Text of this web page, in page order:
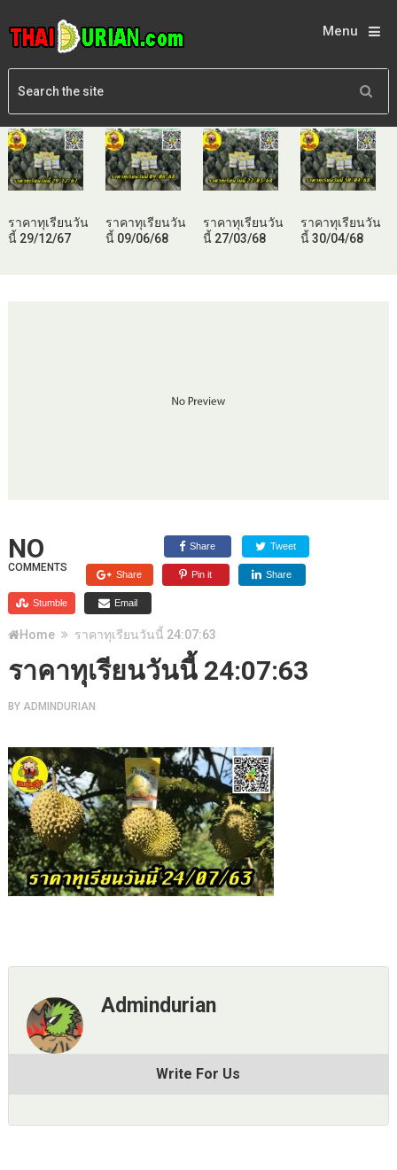
Menu
ราคาทุเรียนวัน
นี้ 29/12/67
ราคาทุเรียนวัน
นี้ 09/06/68
ราคาทุเรียนวัน
นี้ 27/03/68
ราคาทุเรียนวัน
นี้ 30/04/68
NO
COMMENTS
Share Tweet
Share Pin it Share
Stumble Email
Home ราคาทุเรียนวันนี้ 24:07:63
ราคาทุเรียนวันนี้ 24:07:63
BY ADMINDURIAN
Admindurian
Write For Us